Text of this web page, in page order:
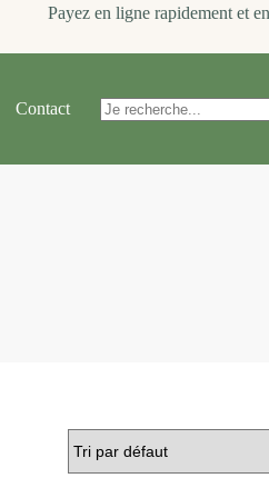
Payez en ligne rapidement et
Contact